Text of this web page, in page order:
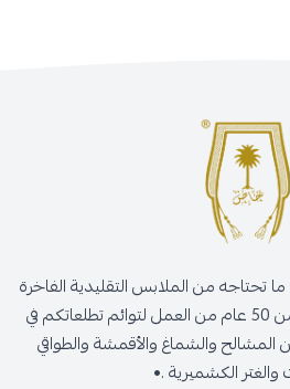
تحتاجه من الملابس التقليدية الفاخرة
تجده هنا ماركة خاص أكثر من 50 عام من العمل لتوائم تطلعاتكم في
المشالح والشماغ والأقمشة والطواقي
والغتر الكشميرية .•